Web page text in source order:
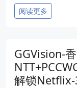
阅读更多
GGVision-
解锁